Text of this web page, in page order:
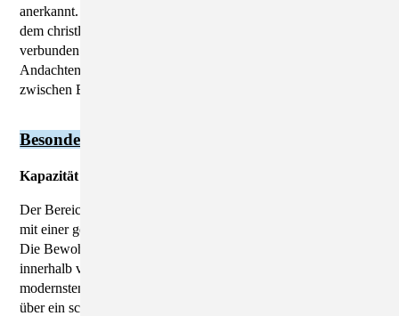
anerkannt. In unseren allgemeinen Zielsetzungen fühlen wir uns
dem christlichen Glauben und den Grundsätzen der Diakonie
verbunden. Dies spiegelt sich im Alltag in Form von
Andachten, Gottesdiensten und dem täglichen Miteinander
zwischen Bewohnern und Mitarbeitern wieder.
Besondere Wohnform
Kapazität
Der Bereich Wohnen bietet insgesamt 69 Plätze für Menschen
mit einer geistigen Behinderung in der besonderen Wohnform.
Die Bewohner des Missionshofes leben in Einzelzimmern
innerhalb von Wohngruppen. Alle Zimmer sind nach
modernsten Standard ausgestattet. Jede Wohngruppe verfügt
über ein schön gestaltetes Wohnzimmer für die gemeinsame